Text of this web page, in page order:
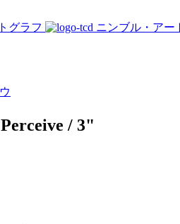
グラフ ニンブル・アー
/ 3"